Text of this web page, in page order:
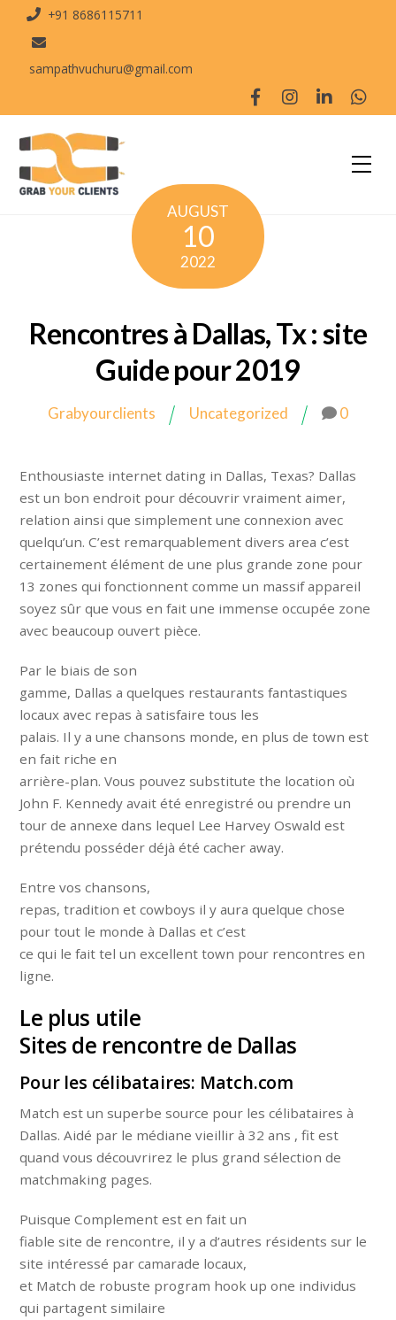
+91 8686115711
sampathvuchuru@gmail.com
AUGUST
10
2022
Rencontres à Dallas, Tx : site
Guide pour 2019
Grabyourclients Uncategorized 0
Enthousiaste internet dating in Dallas, Texas? Dallas
est un bon endroit pour découvrir vraiment aimer,
relation ainsi que simplement une connexion avec
quelqu’un. C’est remarquablement divers area c’est
certainement élément de une plus grande zone pour
13 zones qui fonctionnent comme un massif appareil
soyez sûr que vous en fait une immense occupée zone
avec beaucoup ouvert pièce.
Par le biais de son
gamme, Dallas a quelques restaurants fantastiques
locaux avec repas à satisfaire tous les
palais. Il y a une chansons monde, en plus de town est
en fait riche en
arrière-plan. Vous pouvez substitute the location où
John F. Kennedy avait été enregistré ou prendre un
tour de annexe dans lequel Lee Harvey Oswald est
prétendu posséder déjà été cacher away.
Entre vos chansons,
repas, tradition et cowboys il y aura quelque chose
pour tout le monde à Dallas et c’est
ce qui le fait tel un excellent town pour rencontres en
ligne.
Le plus utile
Sites de rencontre de Dallas
Pour les célibataires: Match.com
Match est un superbe source pour les célibataires à
Dallas. Aidé par le médiane vieillir à 32 ans , fit est
quand vous découvrirez le plus grand sélection de
matchmaking pages.
Puisque Complement est en fait un
fiable site de rencontre, il y a d’autres résidents sur le
site intéressé par camarade locaux,
et Match de robuste program hook up one individus
qui partagent similaire